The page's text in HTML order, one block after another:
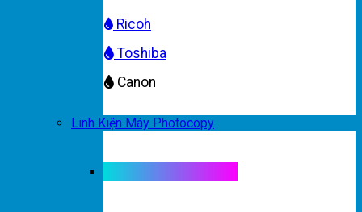
Ricoh
Toshiba
Canon
Linh Kiện Máy Photocopy